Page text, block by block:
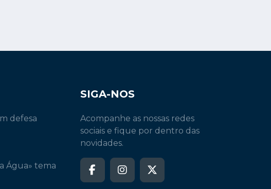
defesa
Água» tema
SIGA-NOS
Acompanhe as nossas redes
sociais e fique por dentro das
novidades.